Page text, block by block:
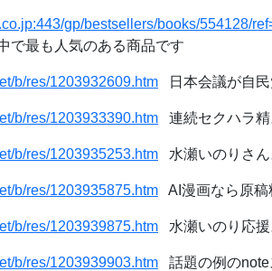
gp/bestsellers/books/554128/
で最も人気のある商品です
b/res/1203932609.htm 日本会議が自民
b/res/1203933390.htm 連続セクハラ精
b/res/1203935253.htm 水瀬いのりさん
b/res/1203935875.htm AI漫画なら原稿
b/res/1203939875.htm 水瀬いのり応援
b/res/1203939903.htm 話題の例のnote